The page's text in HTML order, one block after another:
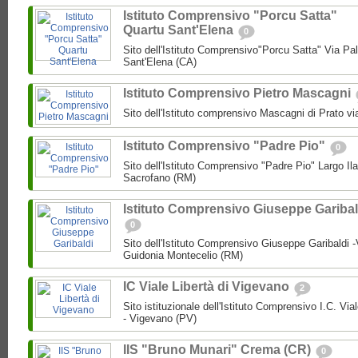
Istituto Comprensivo "Porcu Satta"
Quartu Sant'Elena
0
Sito dell'Istituto Comprensivo"Porcu Satta" Via
Sant'Elena (CA)
Istituto Comprensivo Pietro Mascagni
Sito dell'Istituto comprensivo Mascagni di Prato
Istituto Comprensivo "Padre Pio" 0
Sito dell'Istituto Comprensivo "Padre Pio" Largo
Sacrofano (RM)
Istituto Comprensivo Giuseppe
0
Sito dell'Istituto Comprensivo Giuseppe Garibaldi
Guidonia Montecelio (RM)
IC Viale Libertà di Vigevano 2
Sito istituzionale dell'Istituto Comprensivo I.C.
- Vigevano (PV)
IIS "Bruno Munari" Crema (CR) 0